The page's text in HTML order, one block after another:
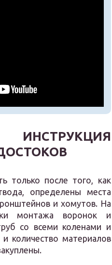
только после того, как
определены места
и хомутов. На
монтажа воронок и
со всеми коленами и
количество материалов